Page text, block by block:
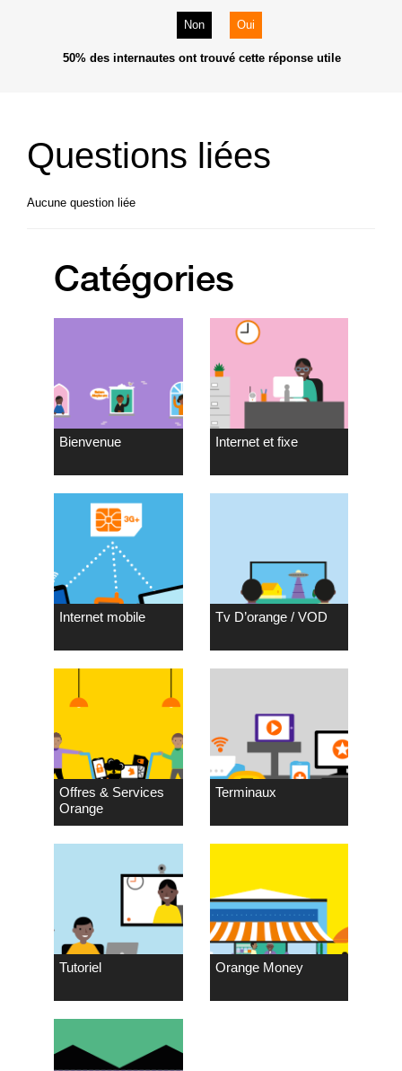
Non Oui
50% des internautes ont trouvé cette réponse utile
Questions liées
Aucune question liée
Catégories
Bienvenue Internet et fixe
Internet mobile Tv D’orange / VOD
Offres & Services
Orange
Terminaux
Tutoriel Orange Money